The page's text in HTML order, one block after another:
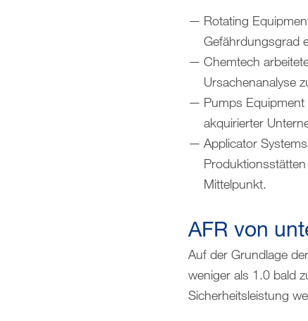
Rotating
Gefährdungsgrad
Chemtech
Ursachenanalyse
Pumps
akquirierter
Applicator
Mittelpunkt.
AFR von
Auf der Grundlage
weniger als 1.0 bald
Sicherheitsleistung